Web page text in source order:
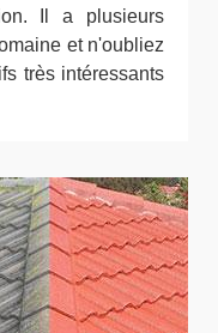
Il a plusieurs
et n'oubliez
très intéressants